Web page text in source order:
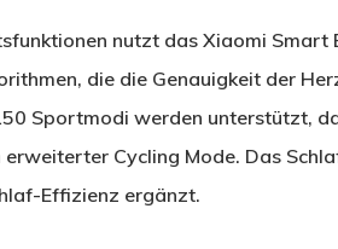
nutzt das Xiaomi
die die Genauigkeit der
Sportmodi werden unterstützt,
Cycling Mode. Das
Effizienz ergänzt.